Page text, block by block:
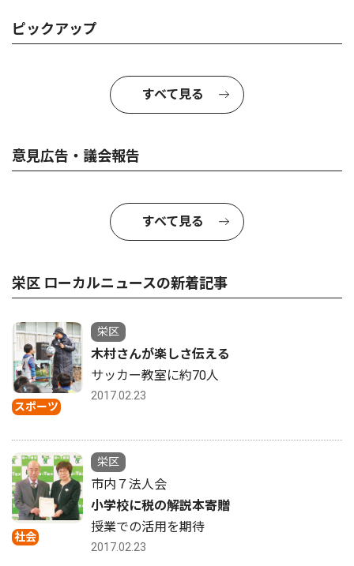
ピックアップ
すべて見る
意見広告・議会報告
すべて見る
栄区 ローカルニュースの新着記事
スポーツ
栄区
木村さんが楽しさ伝える
サッカー教室に約70人
2017.02.23
社会
栄区
市内７法人会
小学校に税の解説本寄贈
授業での活用を期待
2017.02.23